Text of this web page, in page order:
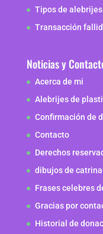
Tipos de alebrijes
Transacción
Noticias y
Acerca de mi
Alebrijes de
Confirmación de
Contacto
Derechos
dibujos de
Frases celebres
Gracias por
Historial de